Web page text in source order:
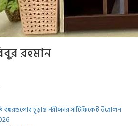
রহমান
বছরগুলোর চূড়ান্ত পরীক্ষার সার্টিফিকেট উত্তোলন